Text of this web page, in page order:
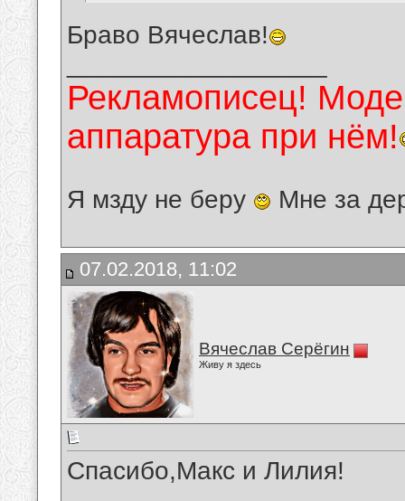
Браво Вячеслав!
Рекламописец!
аппаратура при нём!
Я мзду не беру Мне за
07.02.2018, 11:02
Вячеслав Серёгин
Живу я здесь
Спасибо,Макс и Лилия!